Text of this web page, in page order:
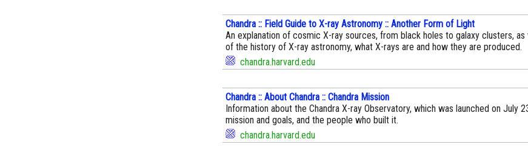
Chandra :: Field Guide to X-ray Astronomy :: Another Form of Light
An explanation of cosmic X-ray sources, from black holes to galaxy clusters,
of the history of X-ray astronomy, what X-rays are and how they are produced.
chandra.harvard.edu
Chandra :: About Chandra :: Chandra Mission
Information about the Chandra X-ray Observatory, which was launched on July
mission and goals, and the people who built it.
chandra.harvard.edu